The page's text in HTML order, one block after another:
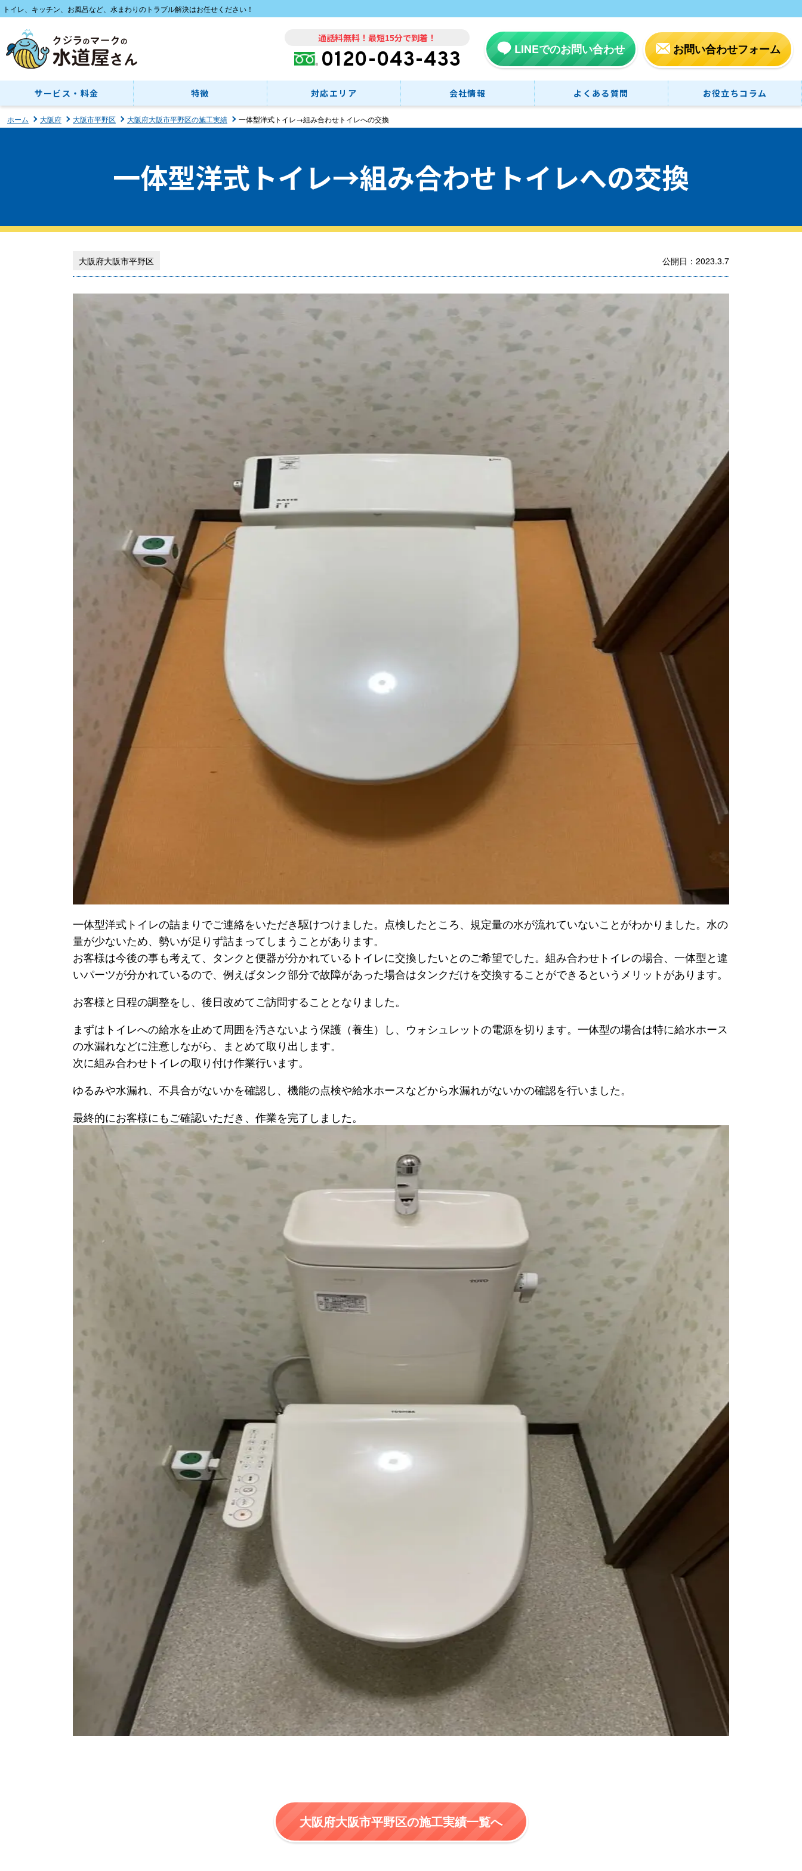
トイレ、キッチン、お風呂など、水まわりのトラブル解決はお任せください！
通話料無料！最短15分で到着！
0120-043-433 LINEでのお問い合わせ お問い合わせフォーム
サービス・料金 特徴 対応エリア 会社情報 よくある質問 お役立ちコラム
ホーム 大阪府 大阪市平野区 大阪府大阪市平野区の施工実績 一体型洋式トイレ→組み合わせトイレへの交換
一体型洋式トイレ→組み合わせトイレへの交換
大阪府大阪市平野区 公開日：2023.3.7
一体型洋式トイレの詰まりでご連絡をいただき駆けつけました。点検したところ、規定量の水が流れていないことがわかりました。水の
量が少ないため、勢いが足りず詰まってしまうことがあります。
お客様は今後の事も考えて、タンクと便器が分かれているトイレに交換したいとのご希望でした。組み合わせトイレの場合、一体型と違
いパーツが分かれているので、例えばタンク部分で故障があった場合はタンクだけを交換することができるというメリットがあります。
お客様と日程の調整をし、後日改めてご訪問することとなりました。
まずはトイレへの給水を止めて周囲を汚さないよう保護（養生）し、ウォシュレットの電源を切ります。一体型の場合は特に給水ホース
の水漏れなどに注意しながら、まとめて取り出します。
次に組み合わせトイレの取り付け作業行います。
ゆるみや水漏れ、不具合がないかを確認し、機能の点検や給水ホースなどから水漏れがないかの確認を行いました。
最終的にお客様にもご確認いただき、作業を完了しました。
大阪府大阪市平野区の施工実績一覧へ